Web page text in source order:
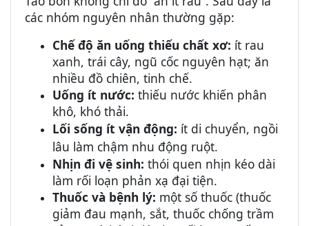
các nhóm nguyên nhân thường gặp:
Chế độ ăn uống thiếu chất xơ: ít rau
xanh, trái cây, ngũ cốc nguyên hạt; ăn
nhiều đồ chiên, tinh chế.
Uống ít nước: thiếu nước khiến phân
khô, khó thải.
Lối sống ít vận động: ít di chuyển, ngồi
lâu làm chậm nhu động ruột.
Nhịn đi vệ sinh: thói quen nhịn kéo dài
làm rối loạn phản xạ đại tiện.
Thuốc và bệnh lý: một số thuốc (thuốc
giảm đau mạnh, sắt, thuốc chống trầm